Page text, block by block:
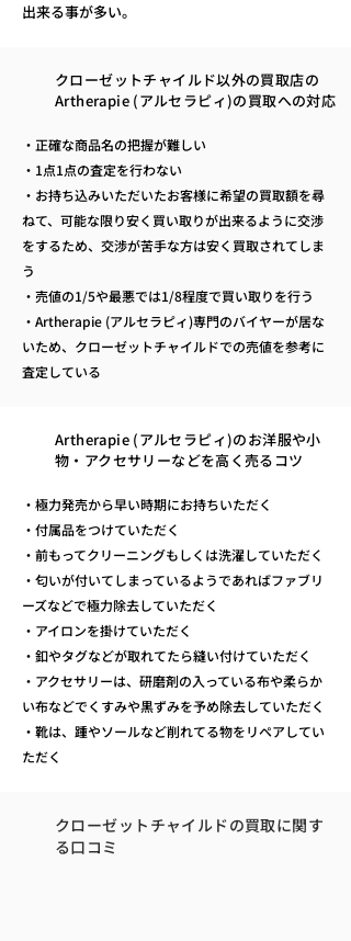
出来る事が多い。
クローゼットチャイルド以外の買取店の
Artherapie (アルセラピィ)の買取への対応
・正確な商品名の把握が難しい
・1点1点の査定を行わない
・お持ち込みいただいたお客様に希望の買取額を尋
ねて、可能な限り安く買い取りが出来るように交渉
をするため、交渉が苦手な方は安く買取されてしま
う
・売値の1/5や最悪では1/8程度で買い取りを行う
・Artherapie (アルセラピィ)専門のバイヤーが居な
いため、クローゼットチャイルドでの売値を参考に
査定している
Artherapie (アルセラピィ)のお洋服や小
物・アクセサリーなどを高く売るコツ
・極力発売から早い時期にお持ちいただく
・付属品をつけていただく
・前もってクリーニングもしくは洗濯していただく
・匂いが付いてしまっているようであればファブリ
ーズなどで極力除去していただく
・アイロンを掛けていただく
・釦やタグなどが取れてたら縫い付けていただく
・アクセサリーは、研磨剤の入っている布や柔らか
い布などでくすみや黒ずみを予め除去していただく
・靴は、踵やソールなど削れてる物をリペアしてい
ただく
クローゼットチャイルドの買取に関す
る口コミ